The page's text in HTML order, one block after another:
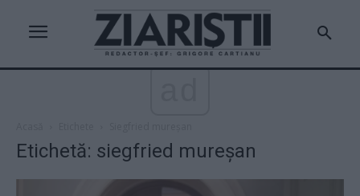
Etichetă: siegfried mureșan